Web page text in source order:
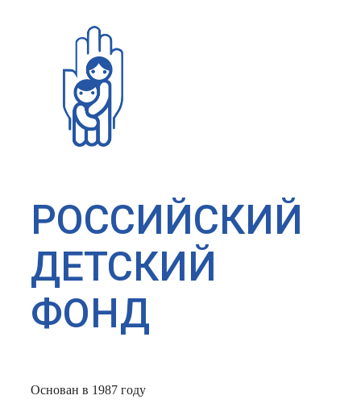
РОССИЙСКИЙ
ДЕТСКИЙ
ФОНД
Основан в 1987 году